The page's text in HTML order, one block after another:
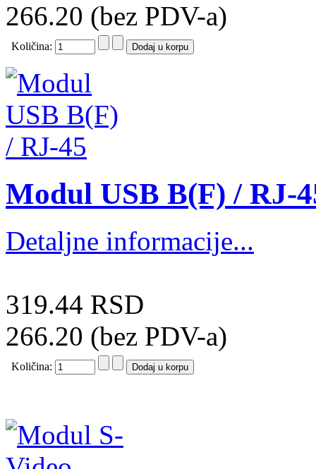
266.20 (bez PDV-a)
Količina:
Modul USB B(F) / RJ-
Detaljne informacije...
319.44 RSD
266.20 (bez PDV-a)
Količina: